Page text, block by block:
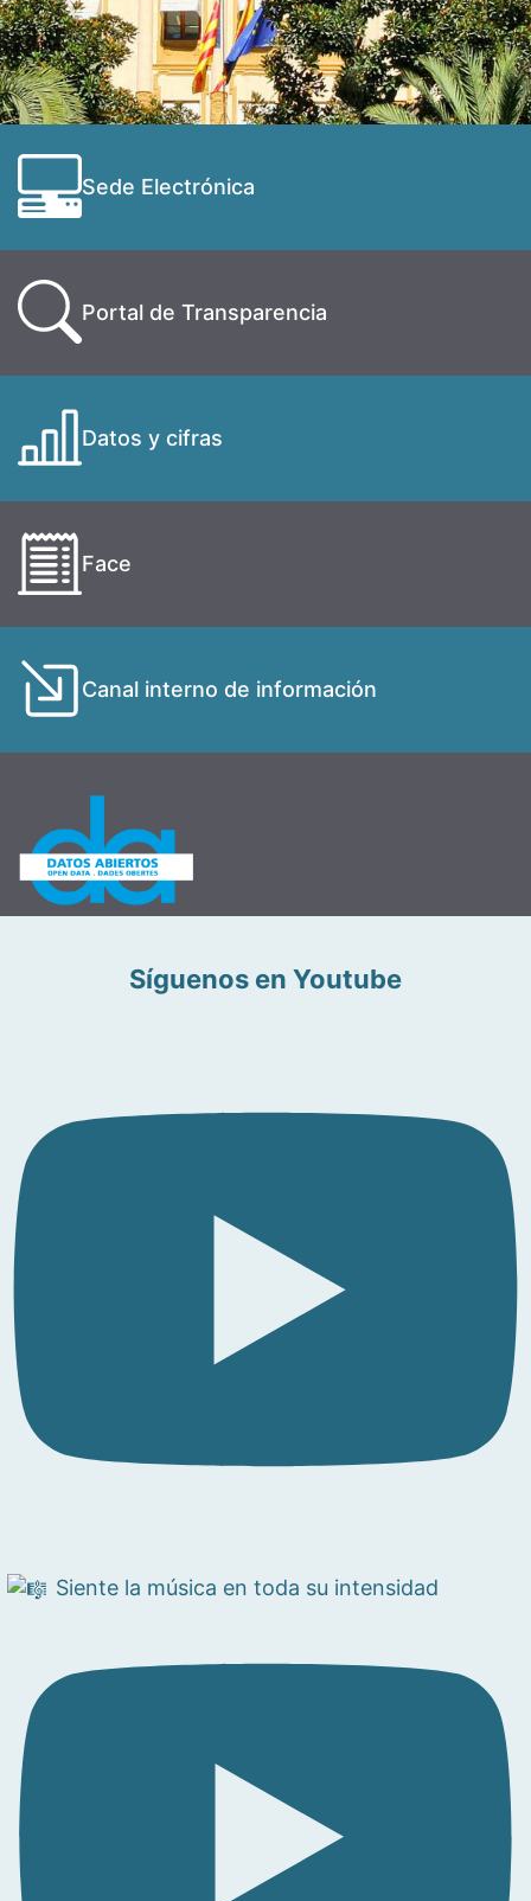
Sede Electrónica
Portal de Transparencia
Datos y cifras
Face
Canal interno de información
Síguenos en Youtube
Siente la música en toda su intensidad